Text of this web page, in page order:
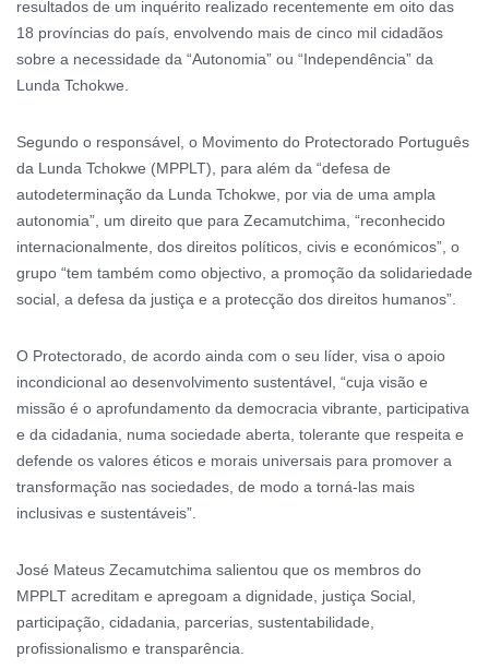
resultados de um inquérito realizado recentemente em oito das
18 províncias do país, envolvendo mais de cinco mil cidadãos
sobre a necessidade da “Autonomia” ou “Independência” da
Lunda Tchokwe.
Segundo o responsável, o Movimento do Protectorado Português
da Lunda Tchokwe (MPPLT), para além da “defesa de
autodeterminação da Lunda Tchokwe, por via de uma ampla
autonomia”, um direito que para Zecamutchima, “reconhecido
internacionalmente, dos direitos políticos, civis e económicos”, o
grupo “tem também como objectivo, a promoção da solidariedade
social, a defesa da justiça e a protecção dos direitos humanos”.
O Protectorado, de acordo ainda com o seu líder, visa o apoio
incondicional ao desenvolvimento sustentável, “cuja visão e
missão é o aprofundamento da democracia vibrante, participativa
e da cidadania, numa sociedade aberta, tolerante que respeita e
defende os valores éticos e morais universais para promover a
transformação nas sociedades, de modo a torná-las mais
inclusivas e sustentáveis”.
José Mateus Zecamutchima salientou que os membros do
MPPLT acreditam e apregoam a dignidade, justiça Social,
participação, cidadania, parcerias, sustentabilidade,
profissionalismo e transparência.